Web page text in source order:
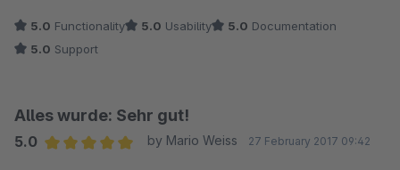
5.0 Functionality 5.0 Usability 5.0 Documentation
5.0 Support
Alles wurde: Sehr gut!
5.0
by Mario Weiss 27 February 2017 09:42